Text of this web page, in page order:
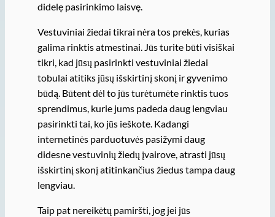
didelę pasirinkimo laisvę.
Vestuviniai žiedai tikrai nėra tos prekės, kurias
galima rinktis atmestinai. Jūs turite būti visiškai
tikri, kad jūsų pasirinkti vestuviniai žiedai
tobulai atitiks jūsų išskirtinį skonį ir gyvenimo
būdą. Būtent dėl to jūs turėtumėte rinktis tuos
sprendimus, kurie jums padeda daug lengviau
pasirinkti tai, ko jūs ieškote. Kadangi
internetinės parduotuvės pasižymi daug
didesne vestuvinių žiedų įvairove, atrasti jūsų
išskirtinį skonį atitinkančius žiedus tampa daug
lengviau.
Taip pat nereikėtų pamiršti, jog jei jūs